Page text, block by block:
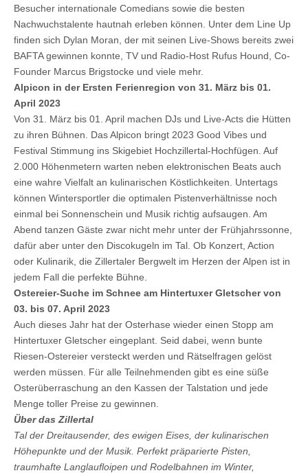
Besucher internationale Comedians sowie die besten
Nachwuchstalente hautnah erleben können. Unter dem Line Up
finden sich Dylan Moran, der mit seinen Live-Shows bereits zwei
BAFTA gewinnen konnte, TV und Radio-Host Rufus Hound, Co-
Founder Marcus Brigstocke und viele mehr.
Alpicon in der Ersten Ferienregion von 31. März bis 01.
April 2023
Von 31. März bis 01. April machen DJs und Live-Acts die Hütten
zu ihren Bühnen. Das Alpicon bringt 2023 Good Vibes und
Festival Stimmung ins Skigebiet Hochzillertal-Hochfügen. Auf
2.000 Höhenmetern warten neben elektronischen Beats auch
eine wahre Vielfalt an kulinarischen Köstlichkeiten. Untertags
können Wintersportler die optimalen Pistenverhältnisse noch
einmal bei Sonnenschein und Musik richtig aufsaugen. Am
Abend tanzen Gäste zwar nicht mehr unter der Frühjahrssonne,
dafür aber unter den Discokugeln im Tal. Ob Konzert, Action
oder Kulinarik, die Zillertaler Bergwelt im Herzen der Alpen ist in
jedem Fall die perfekte Bühne.
Ostereier-Suche im Schnee am Hintertuxer Gletscher von
03. bis 07. April 2023
Auch dieses Jahr hat der Osterhase wieder einen Stopp am
Hintertuxer Gletscher eingeplant. Seid dabei, wenn bunte
Riesen-Ostereier versteckt werden und Rätselfragen gelöst
werden müssen. Für alle Teilnehmenden gibt es eine süße
Osterüberraschung an den Kassen der Talstation und jede
Menge toller Preise zu gewinnen.
Über das Zillertal
Tal der Dreitausender, des ewigen Eises, der kulinarischen
Höhepunkte und der Musik. Perfekt präparierte Pisten,
traumhafte Langlaufloipen und Rodelbahnen im Winter,